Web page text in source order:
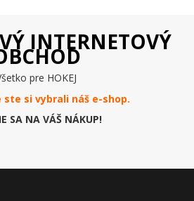
INTERNETOVÝ
pre HOKEJ
ste si vybrali náš e-shop.
SA NA VÁŠ NÁKUP!